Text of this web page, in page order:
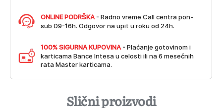
ONLINE PODRŠKA - Radno vreme Call centra pon-
sub 09-16h. Odgovor na upit u roku od 24h.
100% SIGURNA KUPOVINA - Plaćanje gotovinom i
karticama Bance Intesa u celosti ili na 6 mesečnih
rata Master karticama.
Slični proizvodi